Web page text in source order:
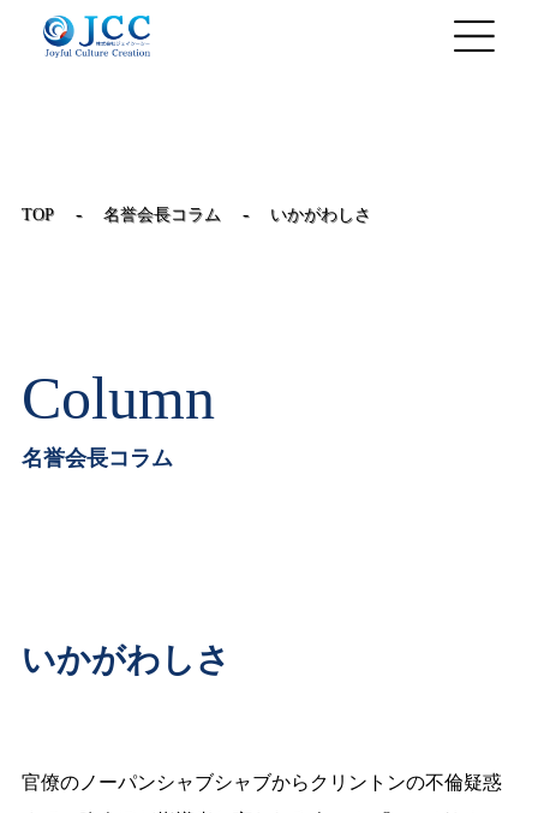
TOP - 名誉会長コラム - いかがわしさ
Column
名誉会長コラム
いかがわしさ
官僚のノーパンシャブシャブからクリントンの不倫疑惑